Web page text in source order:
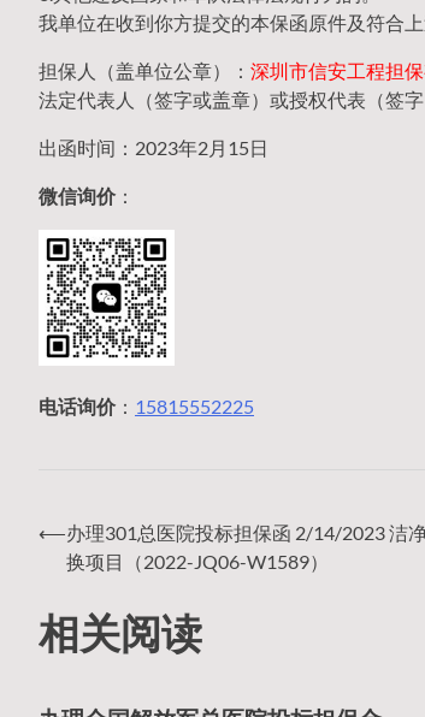
我单位在收到你方提交的本保函原件及符合
担保人（盖单位公章）： 深圳市信安工程担
法定代表人（签字或盖章）或授权代表（签字
出函时间：2023年2月15日
微信询价：
电话询价： 15815552225
文
章
⟵办理301总医院投标担保函 2/14/2023 洁
换项目（2022-JQ06-W1589）
相关阅读